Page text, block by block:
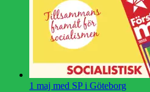
1 maj med SP i Göteborg